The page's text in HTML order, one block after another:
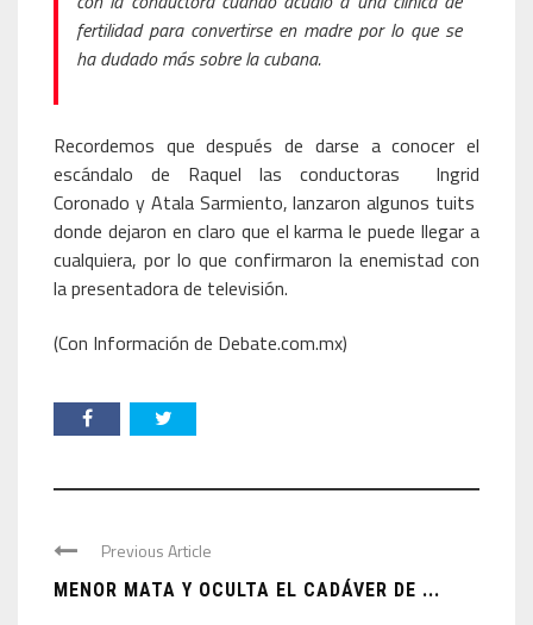
fertilidad para convertirse en madre por lo que se
ha dudado más sobre la cubana.
Recordemos que después de darse a conocer el
escándalo de Raquel las conductoras Ingrid
Coronado y Atala Sarmiento, lanzaron algunos tuits
donde dejaron en claro que el karma le puede llegar a
cualquiera, por lo que confirmaron la enemistad con
la presentadora de televisión.
(Con Información de Debate.com.mx)
Previous Article
MENOR MATA Y OCULTA EL CADÁVER DE ...